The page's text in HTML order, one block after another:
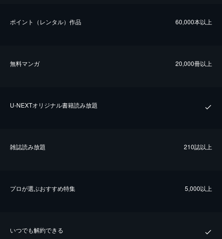
ポイント（レンタル）作品 60,000本以上
無料マンガ 20,000冊以上
U-NEXTオリジナル書籍読み放題
雑誌読み放題 210誌以上
プロが選ぶおすすめ特集 5,000以上
いつでも解約できる